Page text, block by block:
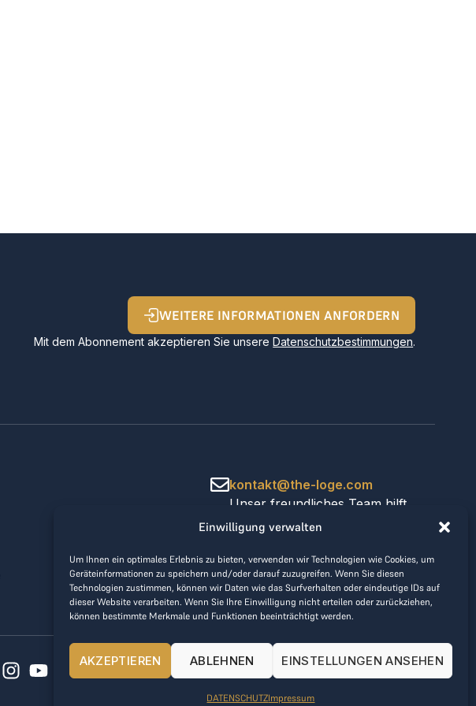
Einwilligung verwalten
Um Ihnen ein optimales Erlebnis zu bieten, verwenden wir Technologien wie Cookies, um
Geräteinformationen zu speichern und/oder darauf zuzugreifen. Wenn Sie diesen
Technologien zustimmen, können wir Daten wie das Surfverhalten oder eindeutige IDs auf
dieser Website verarbeiten. Wenn Sie Ihre Einwilligung nicht erteilen oder zurückziehen,
können bestimmte Merkmale und Funktionen beeinträchtigt werden.
AKZEPTIEREN ABLEHNEN EINSTELLUNGEN ANSEHEN
DATENSCHUTZImpressum
WEITERE INFORMATIONEN ANFORDERN
Mit dem Abonnement akzeptieren Sie unsereDatenschutzbestimmungen.
kontakt@the-loge.com
Unser freundliches Team hilft
Ihnen gerne weiter.
Mo-Fr von 8:00 bis 17:00 Uhr.